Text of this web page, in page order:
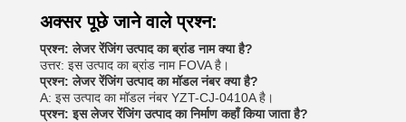
अक्सर पूछे जाने वाले प्रश्न:
प्रश्न: लेजर रेंजिंग उत्पाद का ब्रांड नाम क्या है?
उत्तर: इस उत्पाद का ब्रांड नाम FOVA है।
प्रश्न: लेजर रेंजिंग उत्पाद का मॉडल नंबर क्या है?
A: इस उत्पाद का मॉडल नंबर YZT-CJ-0410A है।
प्रश्न: इस लेजर रेंजिंग उत्पाद का निर्माण कहाँ किया जाता है?